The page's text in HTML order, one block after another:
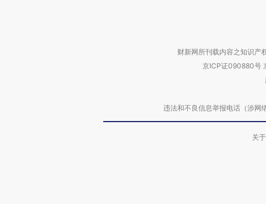
财新网所刊载内容之知识产
京ICP证090880号
违法和不良信息举报电话（涉
关